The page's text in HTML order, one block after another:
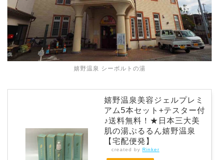
嬉野温泉 シーボルトの湯
嬉野温泉美容ジェルプレミ
アム5本セット+テスター付
♪送料無料！★日本三大美
肌の湯ぷるるん嬉野温泉
【宅配便発】
created by Rinker